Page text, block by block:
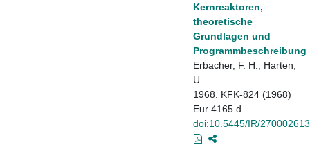
Kernreaktoren,
theoretische
Grundlagen und
Programmbeschreibung
Erbacher, F. H.; Harten,
U.
1968. KFK-824 (1968)
Eur 4165 d.
doi:10.5445/IR/270002613